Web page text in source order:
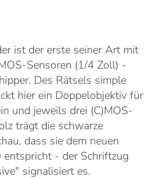
ist der erste seiner Art mit
Sensoren (1/4 Zoll) -
Des Rätsels simple
hier ein Doppelobjektiv für
und jeweils drei (C)MOS-
trägt die schwarze
dass sie dem neuen
- der Schriftzug
signalisiert es.